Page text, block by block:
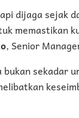
dijaga sejak
memastikan
, Senior
sekadar